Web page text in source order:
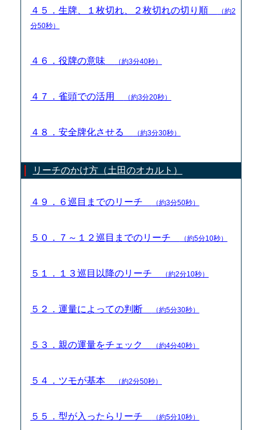
４５．生牌、１枚切れ、２枚切れの切り順
（約2
分50秒）
４６．役牌の意味 （約3分40秒）
４７．雀頭での活用 （約3分20秒）
４８．安全牌化させる （約3分30秒）
リーチのかけ方（土田のオカルト）
４９．６巡目までのリーチ （約3分50秒）
５０．７～１２巡目までのリーチ （約5分10秒）
５１．１３巡目以降のリーチ （約2分10秒）
５２．運量によっての判断 （約5分30秒）
５３．親の運量をチェック （約4分40秒）
５４．ツモが基本 （約2分50秒）
５５．型が入ったらリーチ （約5分10秒）